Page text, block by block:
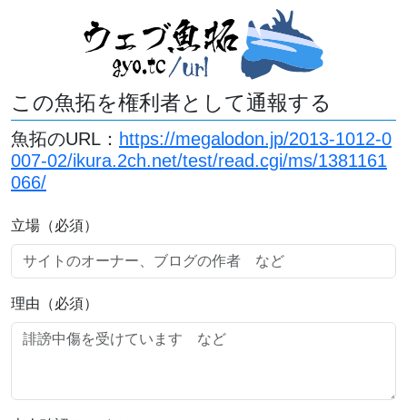
この魚拓を権利者として通報する
魚拓のURL： https://megalodon.jp/2013-1012-0
007-02/ikura.2ch.net/test/read.cgi/ms/1381161
066/
立場（必須）
理由（必須）